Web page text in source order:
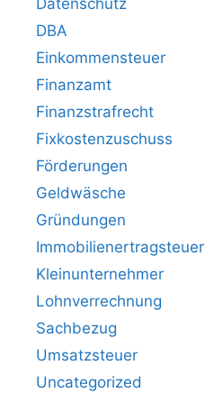
Datenschutz
DBA
Einkommensteuer
Finanzamt
Finanzstrafrecht
Fixkostenzuschuss
Förderungen
Geldwäsche
Gründungen
Immobilienertragsteuer
Kleinunternehmer
Lohnverrechnung
Sachbezug
Umsatzsteuer
Uncategorized